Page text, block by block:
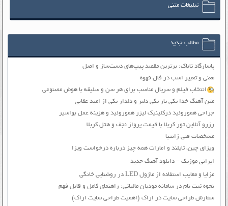
تبلیغات متنی
مطالب جدید
پاسارگاد تاباک: برترین مقصد پیپ‌های دست‌ساز و اصل
معنی و تعبیر اسب در فال قهوه
انتخاب فیلم و سریال مناسب برای هر سن و سلیقه با هوش مصنوعی
متن آهنگ خدا یکی یار یکی دلبر و دلدار یکی از امید عقابی
جراحی هموروئید درکلینیک لیزر هموروئید و هزینه عمل بواسیر
رزرو آنلاین تور کربلا با قیمت پرواز نجف و هتل کربلا
مشخصات فنی زانتیا
ویزای چین، تایلند و امارات همه چیز درباره درخواست ویزا
ایرانی موزیک – دانلود آهنگ جدید
مزایا و معایب استفاده از ماژول LED در روشنایی خانگی
نحوه ثبت نام در سامانه مودیان مالیاتی: راهنمای کامل و قابل فهم
سفارش طراحی سایت در اراک (اهمیت طراحی سایت اراک)